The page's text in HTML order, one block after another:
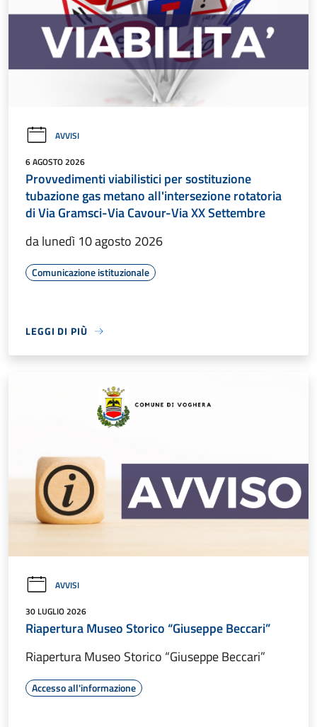
AVVISI
6 AGOSTO 2026
Provvedimenti viabilistici per sostituzione
tubazione gas metano all'intersezione rotatoria
di Via Gramsci-Via Cavour-Via XX Settembre
da lunedì 10 agosto 2026
Comunicazione istituzionale
LEGGI DI PIÙ
AVVISI
30 LUGLIO 2026
Riapertura Museo Storico “Giuseppe Beccari”
Riapertura Museo Storico “Giuseppe Beccari”
Accesso all'informazione